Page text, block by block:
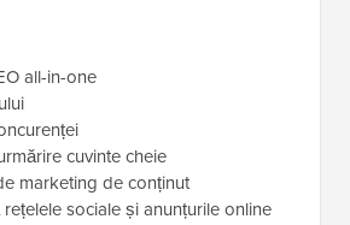
all-in-one
cuvinte cheie
marketing de conținut
sociale și anunțurile online